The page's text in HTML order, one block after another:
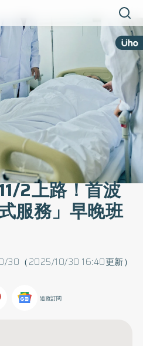
2上路！首波
服務」早晚班
30（2025/10/30 16:40更新）
追蹤訂閱